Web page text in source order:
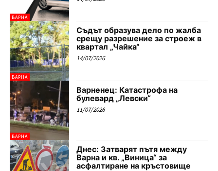
ВАРНА
ВАРНА
Съдът образува дело по жалба
срещу разрешение за строеж в
квартал „Чайка“
14/07/2026
ВАРНА
Варненец: Катастрофа на
булевард „Левски“
11/07/2026
Днес: Затварят пътя между
Варна и кв. „Виница“ за
асфалтиране на кръстовище